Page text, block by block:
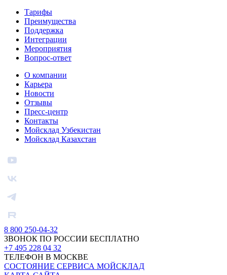
Тарифы
Преимущества
Поддержка
Интеграции
Мероприятия
Вопрос-ответ
О компании
Карьера
Новости
Отзывы
Пресс-центр
Контакты
Мойсклад Узбекистан
Мойсклад Казахстан
8 800 250-04-32
ЗВОНОК ПО РОССИИ БЕСПЛАТНО
+7 495 228 04 32
ТЕЛЕФОН В МОСКВЕ
СОСТОЯНИЕ СЕРВИСА МОЙСКЛАД